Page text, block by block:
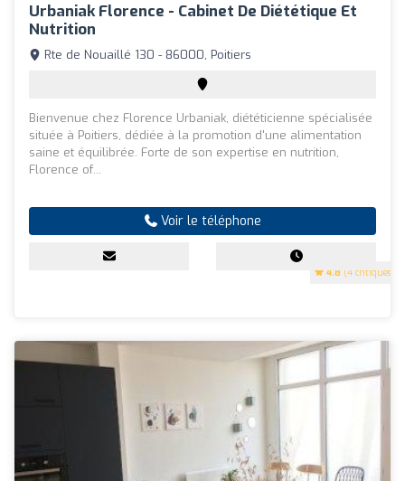
Urbaniak Florence - Cabinet De Diététique Et
Nutrition
4.8 (4 critiques)
Rte de Nouaillé 130 - 86000, Poitiers
Bienvenue chez Florence Urbaniak, diététicienne spécialisée
située à Poitiers, dédiée à la promotion d'une alimentation
saine et équilibrée. Forte de son expertise en nutrition,
Florence of...
Voir le téléphone